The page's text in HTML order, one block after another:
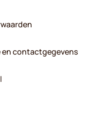
en contactgegevens